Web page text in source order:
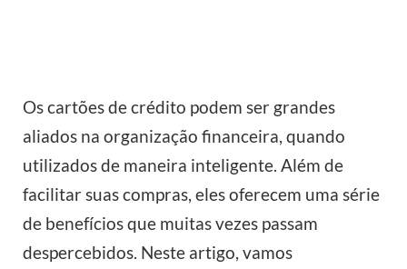
Os cartões de crédito podem ser grandes
aliados na organização financeira, quando
utilizados de maneira inteligente. Além de
facilitar suas compras, eles oferecem uma série
de benefícios que muitas vezes passam
despercebidos. Neste artigo, vamos